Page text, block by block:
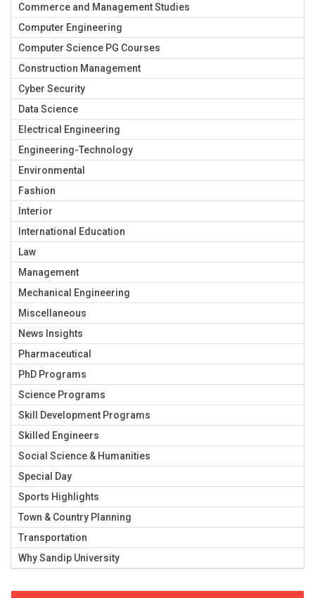
Commerce and Management Studies
Computer Engineering
Computer Science PG Courses
Construction Management
Cyber Security
Data Science
Electrical Engineering
Engineering-Technology
Environmental
Fashion
Interior
International Education
Law
Management
Mechanical Engineering
Miscellaneous
News Insights
Pharmaceutical
PhD Programs
Science Programs
Skill Development Programs
Skilled Engineers
Social Science & Humanities
Special Day
Sports Highlights
Town & Country Planning
Transportation
Why Sandip University